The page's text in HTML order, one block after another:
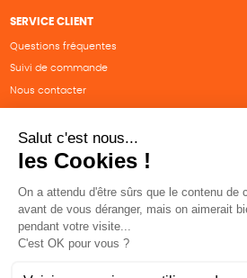
SERVICE CLIENT
Questions fréquentes
Suivi de commande
Nous contacter
SUIVEZ-NOUS